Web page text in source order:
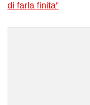
di farla finita”